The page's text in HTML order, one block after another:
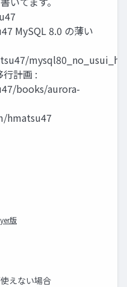
MySQL 8.0 の薄い
計画 :
books/aurora-
hmatsu47
版
えない場合